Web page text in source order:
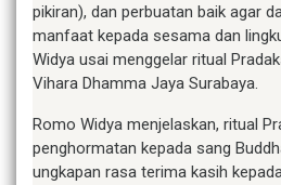
pikiran), dan perbuatan baik agar
manfaat kepada sesama dan
Widya usai menggelar ritual
Vihara Dhamma Jaya Surabaya.
Romo Widya menjelaskan, ritual
penghormatan kepada sang
ungkapan rasa terima kasih